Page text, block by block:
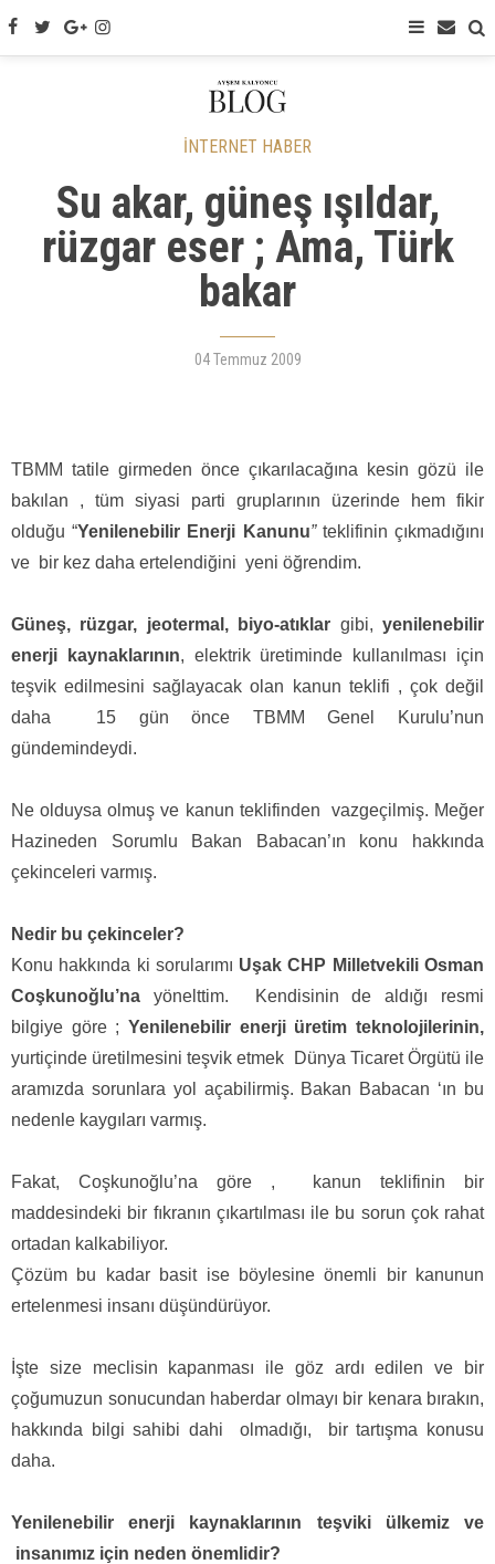
İNTERNET HABER
Su akar, güneş ışıldar,
rüzgar eser ; Ama, Türk
bakar
04 Temmuz 2009
TBMM tatile girmeden önce çıkarılacağına kesin gözü ile
bakılan , tüm siyasi parti gruplarının üzerinde hem fikir
olduğu “Yenilenebilir Enerji Kanunu”teklifinin çıkmadığını
ve bir kez daha ertelendiğini yeni öğrendim.
Güneş, rüzgar, jeotermal, biyo-atıklar gibi,yenilenebilir
enerji kaynaklarının, elektrik üretiminde kullanılması için
teşvik edilmesini sağlayacak olan kanun teklifi , çok değil
daha
15 gün önce TBMM Genel Kurulu’nun
gündemindeydi.
Ne olduysa olmuş ve kanun teklifinden
vazgeçilmiş. Meğer
Hazineden Sorumlu Bakan Babacan’ın konu hakkında
çekinceleri varmış.
Nedir bu çekinceler?
Konu hakkında ki sorularımı Uşak CHP Milletvekili Osman
Coşkunoğlu’na yönelttim.
Kendisinin de aldığı resmi
bilgiye göre ; Yenilenebilir enerji üretim teknolojilerinin,
yurtiçinde üretilmesini teşvik etmek
Dünya Ticaret Örgütü ile
aramızda sorunlara yol açabilirmiş. Bakan Babacan ‘ın bu
nedenle kaygıları varmış.
Fakat, Coşkunoğlu’na göre ,
kanun teklifinin bir
maddesindeki bir fıkranın çıkartılması ile bu sorun çok rahat
ortadan kalkabiliyor.
Çözüm bu kadar basit ise böylesine önemli bir kanunun
ertelenmesi insanı düşündürüyor.
İşte size meclisin kapanması ile göz ardı edilen ve bir
çoğumuzun sonucundan haberdar olmayı bir kenara bırakın,
hakkında bilgi sahibi dahi
olmadığı,
bir tartışma konusu
daha.
Yenilenebilir enerji kaynaklarının teşviki ülkemiz ve
insanımız için neden önemlidir?